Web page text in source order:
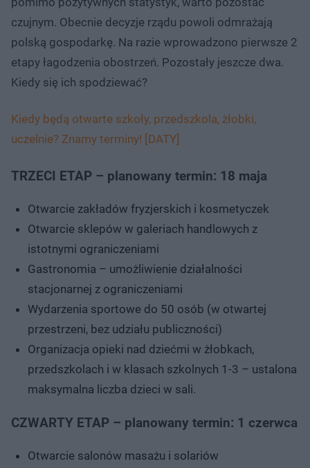
czujnym. Obecnie decyzje rządu powoli odmrażają
polską gospodarkę. Na razie wprowadzono pierwsze 2
etapy łagodzenia obostrzeń. Pozostały jeszcze dwa.
Kiedy się ich spodziewać?
Kiedy będą otwarte szkoły, przedszkola, żłobki,
uczelnie? Znamy terminy! [DATY]
TRZECI ETAP – planowany termin: 18 maja
Otwarcie zakładów fryzjerskich i kosmetyczek
Otwarcie sklepów w galeriach handlowych z
istotnymi ograniczeniami
Gastronomia – umożliwienie działalności
stacjonarnej z ograniczeniami
Wydarzenia sportowe do 50 osób (w otwartej
przestrzeni, bez udziału publiczności)
Organizacja opieki nad dziećmi w żłobkach,
przedszkolach i w klasach szkolnych 1-3 – ustalona
maksymalna liczba dzieci w sali.
CZWARTY ETAP – planowany termin: 1 czerwca
Otwarcie salonów masażu i solariów